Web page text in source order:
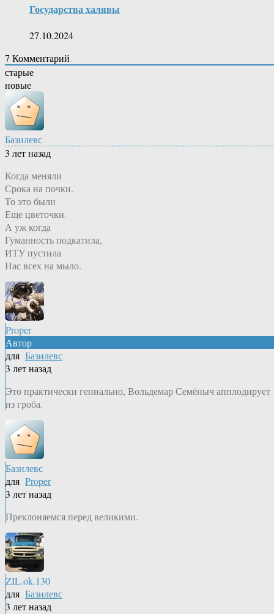
Государства халявы
27.10.2024
7 Комментарий
старые
новые
Базилевс
3 лет назад
Когда меняли
Срока на почки.
То это были
Еще цветочки.
А уж когда
Гуманность подкатила,
ИТУ пустила
Нас всех на мыло.
Proper
Автор
для Базилевс
3 лет назад
Это практически гениально, Вольдемар Семёныч апплодирует
из гроба.
Базилевс
для Proper
3 лет назад
Преклоняемся перед великими.
ZIL.ok.130
для Базилевс
3 лет назад